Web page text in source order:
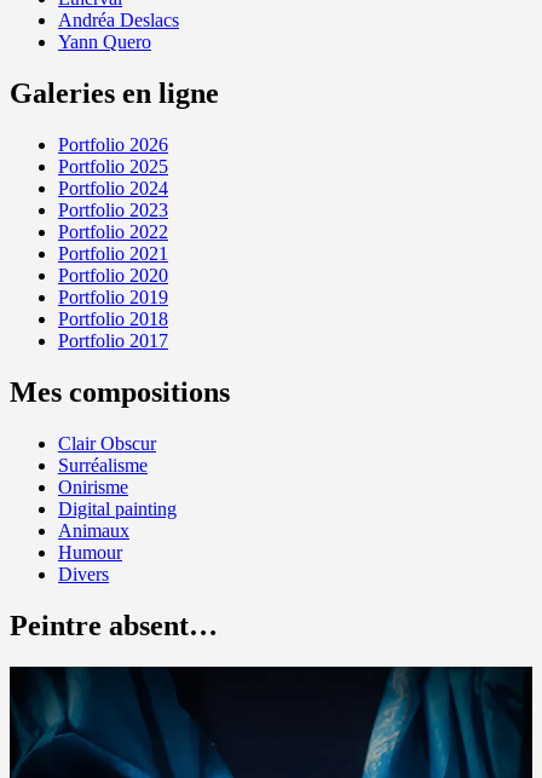
Andréa Deslacs
Yann Quero
Galeries en ligne
Portfolio 2026
Portfolio 2025
Portfolio 2024
Portfolio 2023
Portfolio 2022
Portfolio 2021
Portfolio 2020
Portfolio 2019
Portfolio 2018
Portfolio 2017
Mes compositions
Clair Obscur
Surréalisme
Onirisme
Digital painting
Animaux
Humour
Divers
Peintre absent…